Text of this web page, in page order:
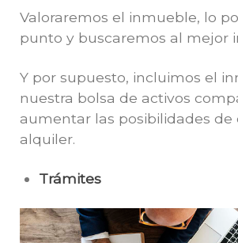
Valoraremos el inmueble, lo
punto y buscaremos al mejor
Y por supuesto, incluimos el
nuestra bolsa de activos
aumentar las posibilidades de
alquiler.
Trámites